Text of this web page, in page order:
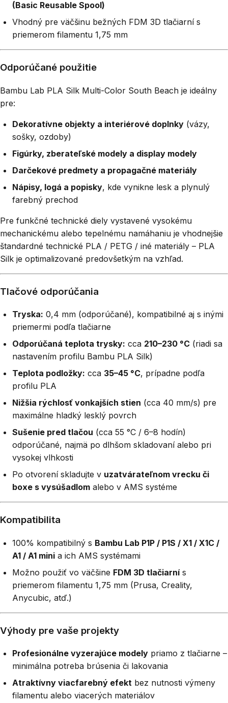
(Basic Reusable Spool)
Vhodný pre väčšinu bežných FDM 3D tlačiarní s
priemerom filamentu 1,75 mm
Odporúčané použitie
Bambu Lab PLA Silk Multi-Color South Beach je ideálny
pre:
Dekoratívne objekty a interiérové doplnky (vázy,
sošky, ozdoby)
Figúrky, zberateľské modely a display modely
Darčekové predmety a propagačné materiály
Nápisy, logá a popisky, kde vynikne lesk a plynulý
farebný prechod
Pre funkčné technické diely vystavené vysokému
mechanickému alebo tepelnému namáhaniu je vhodnejšie
štandardné technické PLA / PETG / iné materiály – PLA
Silk je optimalizované predovšetkým na vzhľad.
Tlačové odporúčania
Tryska: 0,4 mm (odporúčané), kompatibilné aj s inými
priemermi podľa tlačiarne
Odporúčaná teplota trysky: cca 210–230 °C (riadi sa
nastavením profilu Bambu PLA Silk)
Teplota podložky: cca 35–45 °C, prípadne podľa
profilu PLA
Nižšia rýchlosť vonkajších stien (cca 40 mm/s) pre
maximálne hladký lesklý povrch
Sušenie pred tlačou (cca 55 °C / 6–8 hodín)
odporúčané, najmä po dlhšom skladovaní alebo pri
vysokej vlhkosti
Po otvorení skladujte v uzatvárateľnom vrecku či
boxe s vysúšadlom alebo v AMS systéme
Kompatibilita
100% kompatibilný s Bambu Lab P1P / P1S / X1 / X1C /
A1 / A1 mini a ich AMS systémami
Možno použiť vo väčšine FDM 3D tlačiarnís
priemerom filamentu 1,75 mm (Prusa, Creality,
Anycubic, atď.)
Výhody pre vaše projekty
Profesionálne vyzerajúce modely priamo z tlačiarne –
minimálna potreba brúsenia či lakovania
Atraktívny viacfarebný efekt bez nutnosti výmeny
filamentu alebo viacerých materiálov